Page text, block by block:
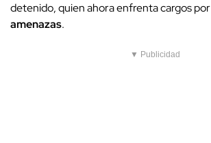
detenido, quien ahora enfrenta cargos por
amenazas.
▼ Publicidad